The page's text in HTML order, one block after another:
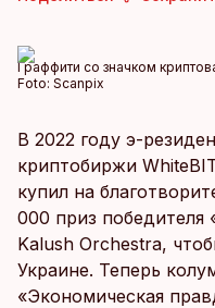
Граффити со значком
Foto: Scanpix
В 2022 году э-
криптобиржи
купил на
000 приз победителя
Kalush Orchestra,
Украине. Теперь
«Экономическая